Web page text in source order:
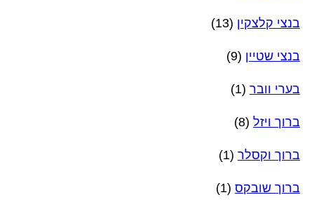
בנצי קלצקין (13)
בנצי שטיין (9)
בערי וובר (1)
ברוך ויזל (8)
ברוך וקסלר (1)
ברוך שובקס (1)